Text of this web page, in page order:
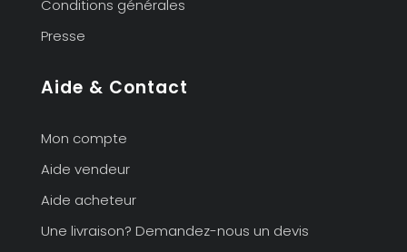
Conditions générales
Presse
Aide & Contact
Mon compte
Aide vendeur
Aide acheteur
Une livraison? Demandez-nous un devis